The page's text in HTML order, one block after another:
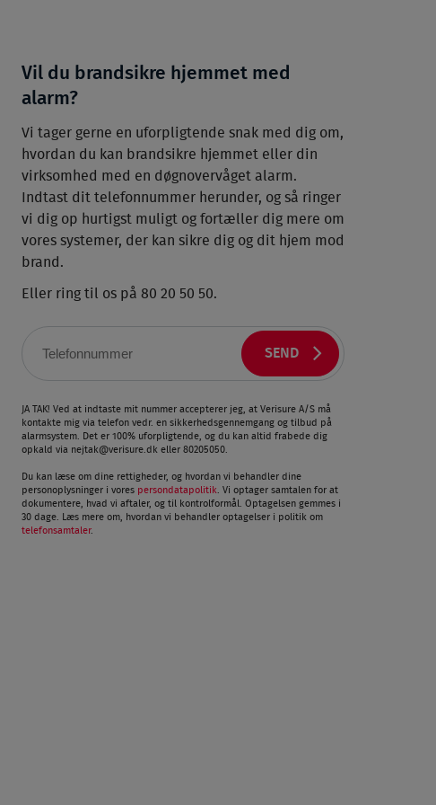
Vil du brandsikre hjemmet med
alarm?
Vi tager gerne en uforpligtende snak med dig om,
hvordan du kan brandsikre hjemmet eller din
virksomhed med en døgnovervåget alarm.
Indtast dit telefonnummer herunder, og så ringer
vi dig op hurtigst muligt og fortæller dig mere om
vores systemer, der kan sikre dig og dit hjem mod
brand.
Eller ring til os på 80 20 50 50.
JA TAK! Ved at indtaste mit nummer accepterer jeg, at Verisure A/S må
kontakte mig via telefon vedr. en sikkerhedsgennemgang og tilbud på
alarmsystem. Det er 100% uforpligtende, og du kan altid frabede dig
opkald via nejtak@verisure.dk eller 80205050.
Du kan læse om dine rettigheder, og hvordan vi behandler dine
personoplysninger i vores persondatapolitik . Vi optager samtalen for at
dokumentere, hvad vi aftaler, og til kontrolformål. Optagelsen gemmes i
30 dage. Læs mere om, hvordan vi behandler optagelser i politik om
telefonsamtaler.